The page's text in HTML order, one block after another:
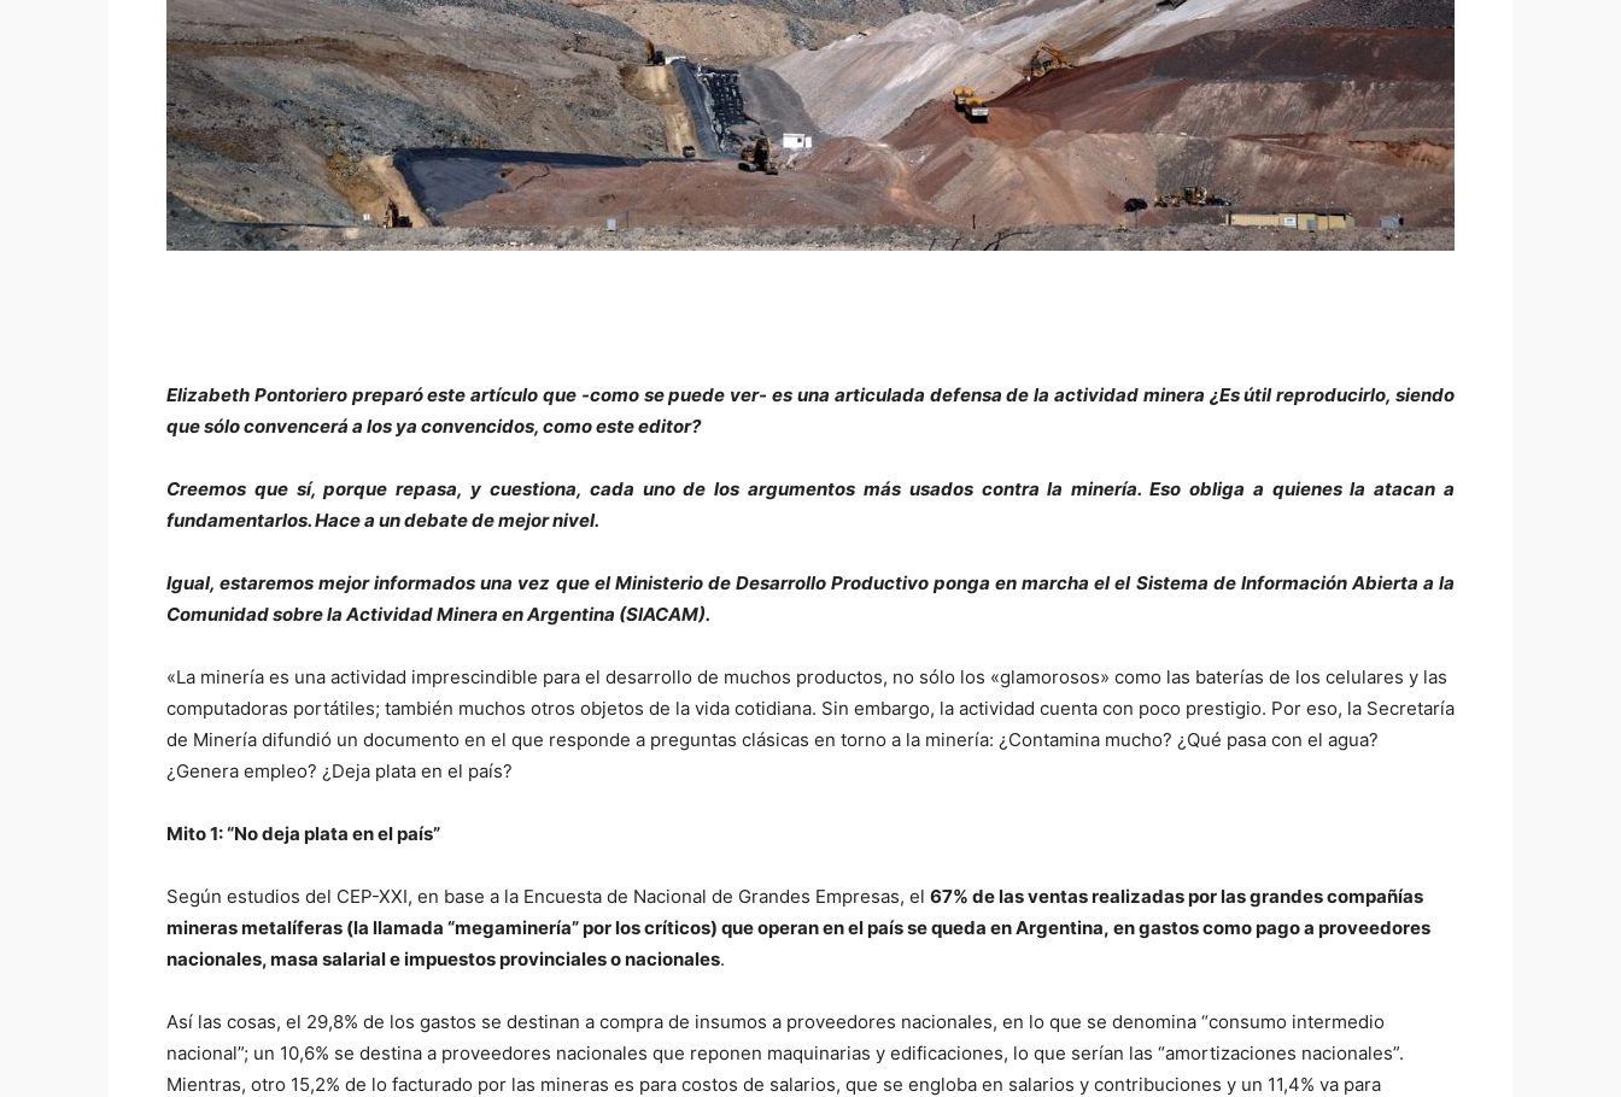
Elizabeth Pontoriero preparó este artículo que -como se puede ver- es una articulada defensa de la actividad minera ¿Es útil reproducirlo, siendo
que sólo convencerá a los ya convencidos, como este editor?
Creemos que sí, porque repasa, y cuestiona, cada uno de los argumentos más usados contra la minería. Eso obliga a quienes la atacan a
fundamentarlos. Hace a un debate de mejor nivel.
Igual, estaremos mejor informados una vez que el Ministerio de Desarrollo Productivo ponga en marcha el el Sistema de Información Abierta a la
Comunidad sobre la Actividad Minera en Argentina (SIACAM).
«La minería es una actividad imprescindible para el desarrollo de muchos productos, no sólo los «glamorosos» como las baterías de los celulares y las
computadoras portátiles; también muchos otros objetos de la vida cotidiana. Sin embargo, la actividad cuenta con poco prestigio. Por eso, la Secretaría
de Minería difundió un documento en el que responde a preguntas clásicas en torno a la minería: ¿Contamina mucho? ¿Qué pasa con el agua?
¿Genera empleo? ¿Deja plata en el país?
Mito 1: “No deja plata en el país”
Según estudios del CEP-XXI, en base a la Encuesta de Nacional de Grandes Empresas, el 67% de las ventas realizadas por las grandes compañías
mineras metalíferas (la llamada “megaminería” por los críticos) que operan en el país se queda en Argentina, en gastos como pago a proveedores
nacionales, masa salarial e impuestos provinciales o nacionales.
Así las cosas, el 29,8% de los gastos se destinan a compra de insumos a proveedores nacionales, en lo que se denomina “consumo intermedio
nacional”; un 10,6% se destina a proveedores nacionales que reponen maquinarias y edificaciones, lo que serían las “amortizaciones nacionales”.
Mientras, otro 15,2% de lo facturado por las mineras es para costos de salarios, que se engloba en salarios y contribuciones y un 11,4% va para